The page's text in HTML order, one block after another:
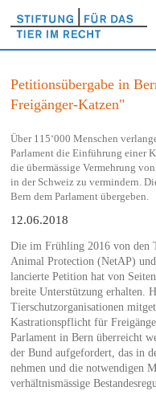
Petitionsübergabe in
Freigänger-Katzen"
Über 115‘000 Menschen
Parlament die Einführung einer
die übermässige Vermehrung
in der Schweiz zu vermindern.
Bern dem Parlament übergeben.
12.06.2018
Die im Frühling 2016 von den
Animal Protection (NetAP)
lancierte Petition hat von
breite Unterstützung erhalten.
Tierschutzorganisationen
Kastrationspflicht für
Parlament in Bern überreicht
der Bund aufgefordert, das in
nehmen und die notwendigen
verhältnismässige